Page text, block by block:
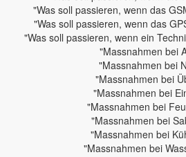
"Was soll passieren, wenn das
"Was soll passieren, wenn das
"Was soll passieren, wenn ein
"Massnahmen bei
"Massnahmen bei
"Massnahmen bei
"Massnahmen bei
"Massnahmen bei
"Massnahmen bei
"Massnahmen bei
"Massnahmen bei